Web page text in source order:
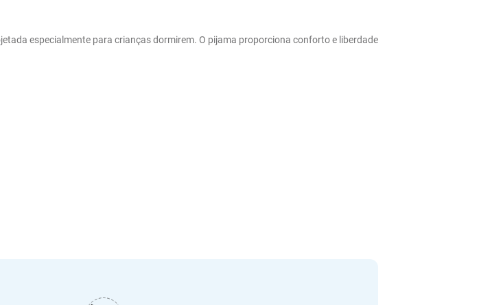
especialmente para crianças dormirem. O pijama proporciona conforto e liberdade